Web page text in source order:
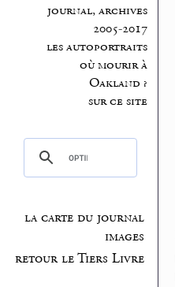
journal, archives
2005-2017
les autoportraits
où mourir à
Oakland ?
sur ce site
la carte du journal
images
retour le Tiers Livre